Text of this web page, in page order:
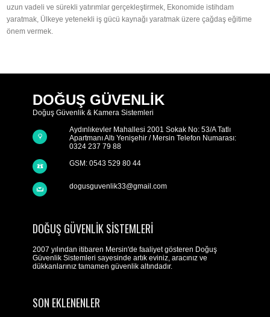
uzun vadeli ve sürekli yatırımlar gerçekleştirmek, Ekonomide istihdam
yaratmak, Ülkeye yetenekli iş gücü kaynağı yaratmak üzere çağdaş eğitime
önem vermek.
DOĞUŞ GÜVENLİK
Doğuş Güvenlik & Kamera Sistemleri
Aydınlıkevler Mahallesi 2001 Sokak No: 53/A Tatlı
Apartmanı Altı Yenişehir / Mersin Telefon Numarası:
0324 237 79 88
GSM: 0543 529 80 44
dogusguvenlik33@gmail.com
DOĞUŞ GÜVENLIK SISTEMLERI
2007 yılından itibaren Mersin'de faaliyet gösteren Doğuş
Güvenlik Sistemleri sayesinde artık eviniz, aracınız ve
dükkanlarınız tamamen güvenlik altındadır.
SON EKLENENLER